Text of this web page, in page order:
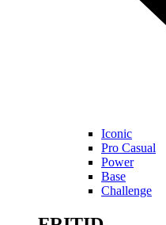
Iconic
Pro Casual
Power
Base
Challenge